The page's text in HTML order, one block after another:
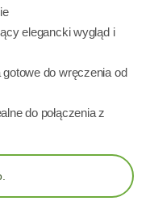
elegancki wygląd i
do wręczenia od
do połączenia z